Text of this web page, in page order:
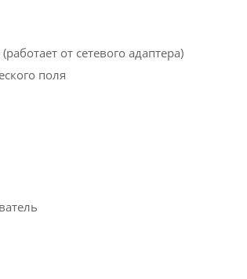
от сетевого адаптера)
поля